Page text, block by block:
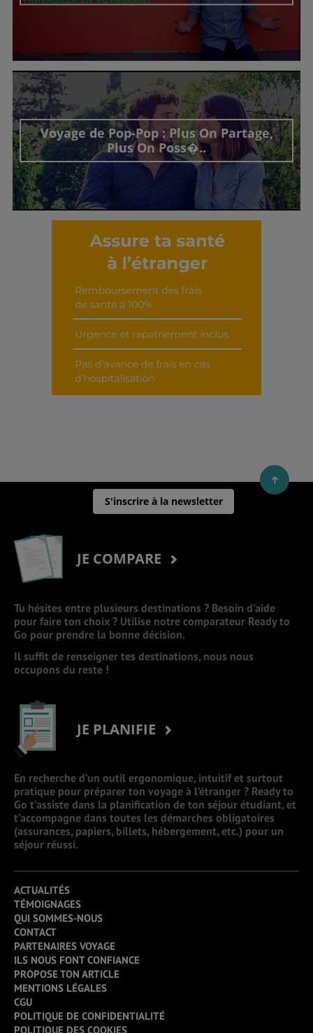
Découvrir cet interview
Voyage de Pop-Pop : Plus On Partage,
Plus On Poss�..
Découvrir cet interview
S'inscrire à la newsletter
JE COMPARE
Tu hésites entre plusieurs destinations ? Besoin d’aide
pour faire ton choix ? Utilise notre comparateur Ready to
Go pour prendre la bonne décision.
Il suffit de renseigner tes destinations, nous nous
occupons du reste !
JE PLANIFIE
En recherche d’un outil ergonomique, intuitif et surtout
pratique pour préparer ton voyage à l’étranger ? Ready to
Go t’assiste dans la planification de ton séjour étudiant, et
t’accompagne dans toutes les démarches obligatoires
(assurances, papiers, billets, hébergement, etc.) pour un
séjour réussi.
ACTUALITÉS
TÉMOIGNAGES
QUI SOMMES-NOUS
CONTACT
PARTENAIRES VOYAGE
ILS NOUS FONT CONFIANCE
PROPOSE TON ARTICLE
MENTIONS LÉGALES
CGU
POLITIQUE DE CONFIDENTIALITÉ
POLITIQUE DES COOKIES